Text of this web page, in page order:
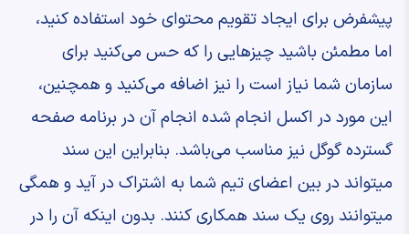
پیشفرض برای ایجاد تقویم محتوای خود استفاده کنید،
اما مطمئن باشید چیزهایی را که حس می‌کنید برای
سازمان شما نیاز است را نیز اضافه می‌کنید و همچنین،
این مورد در اکسل انجام شده انجام آن در برنامه صفحه
گسترده گوگل نیز مناسب می‌باشد. بنابراین این سند
میتواند در بین اعضای تیم شما به اشتراک در آید و همگی
میتوانند روی یک سند همکاری کنند. بدون اینکه آن را در